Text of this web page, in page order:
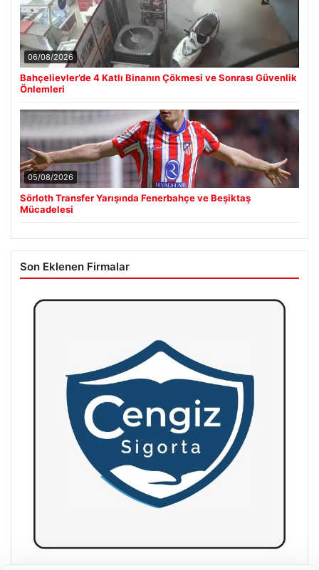
06/08/2026
Bahçelievler’de 4 Katlı Binanın Çökmesi ve Sonrası Güvenlik
Önlemleri
05/08/2026
Sörloth Transfer Yarışında Fenerbahçe ve Beşiktaş
Mücadelesi
Son Eklenen Firmalar